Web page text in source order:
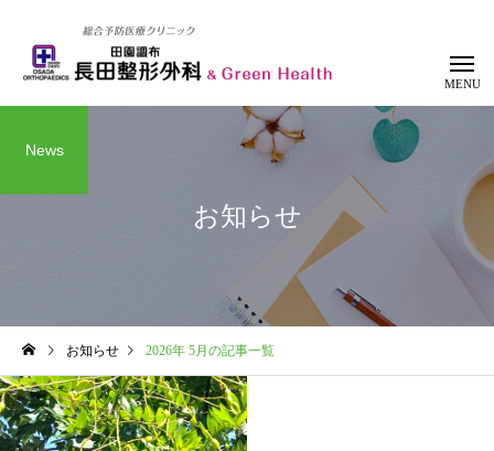
リハビリテー
お知らせ
News
お知らせ 2026年 5月の記事一覧